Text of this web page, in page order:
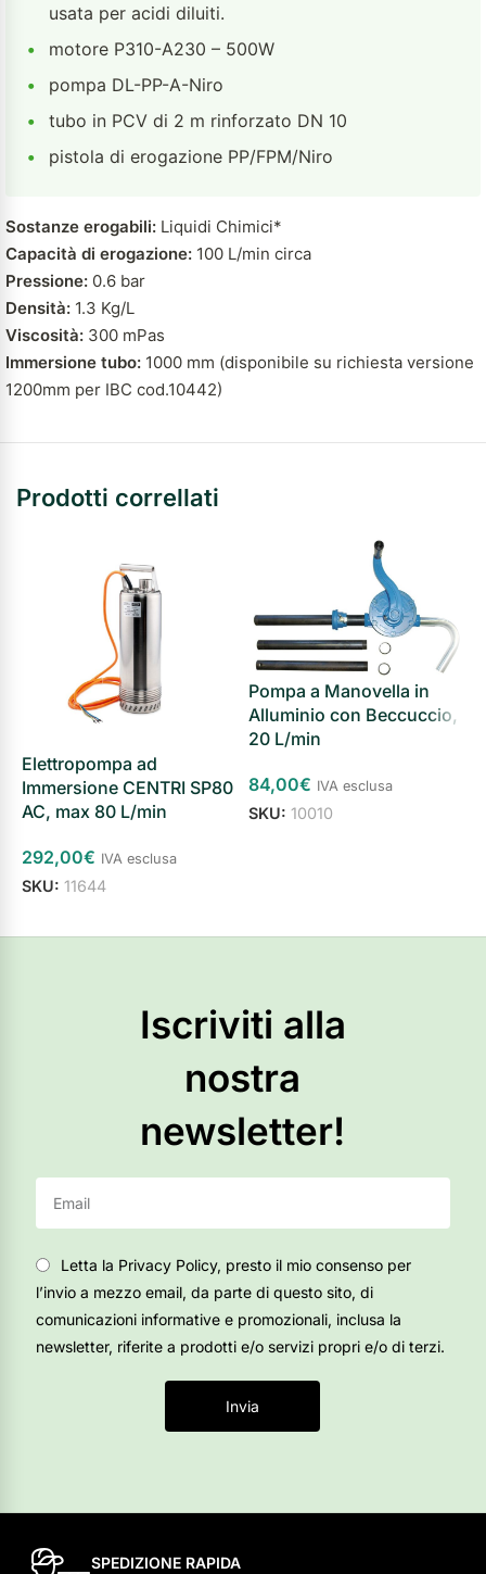
usata per acidi diluiti.
•
motore P310-A230 – 500W
•
pompa DL-PP-A-Niro
•
tubo in PCV di 2 m rinforzato DN 10
•
pistola di erogazione PP/FPM/Niro
Sostanze erogabili: Liquidi Chimici*
Capacità di erogazione: 100 L/min circa
Pressione: 0.6 bar
Densità: 1.3 Kg/L
Viscosità: 300 mPas
Immersione tubo: 1000 mm (disponibile su richiesta versione
1200mm per IBC cod.10442)
Prodotti correllati
Elettropompa ad
Immersione CENTRI SP80
AC, max 80 L/min
292,00€ IVA esclusa
SKU: 11644
Pompa a Manovella in
Alluminio con Beccuccio,
20 L/min
84,00€ IVA esclusa
SKU: 10010
Iscriviti alla
nostra
newsletter!
Letta la Privacy Policy, presto il mio consenso per
l’invio a mezzo email, da parte di questo sito, di
comunicazioni informative e promozionali, inclusa la
newsletter, riferite a prodotti e/o servizi propri e/o di terzi.
Invia
SPEDIZIONE RAPIDA